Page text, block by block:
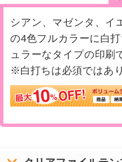
オリジナルクリアファイルの印刷・通販はボラネ
A6クリアファイル一覧 > A6クリアファイル
運営会社
会社概要
ボラネットのクリアファイルとは
クリアファイルテンプレートリスト